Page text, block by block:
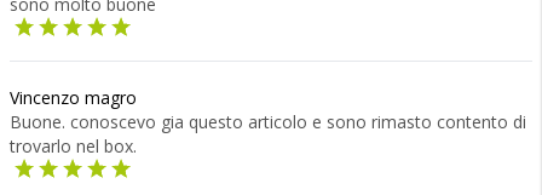
Vincenzo magro
Buone. conoscevo gia questo articolo e sono rimasto contento di
trovarlo nel box.